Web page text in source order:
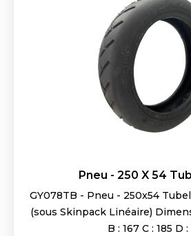
Pneu - 250 X 54
GY078TB - Pneu - 250x54
(sous Skinpack Linéaire)
B : 167 C : 185 D :